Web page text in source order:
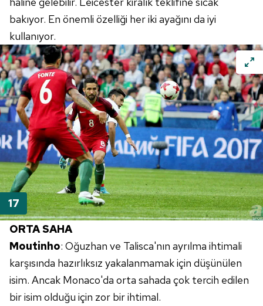
bakıyor. En önemli özelliği her iki ayağını da iyi
kullanıyor.
ORTA SAHA
Moutinho: Oğuzhan ve Talisca'nın ayrılma ihtimali
karşısında hazırlıksız yakalanmamak için düşünülen
isim. Ancak Monaco'da orta sahada çok tercih edilen
bir isim olduğu için zor bir ihtimal.